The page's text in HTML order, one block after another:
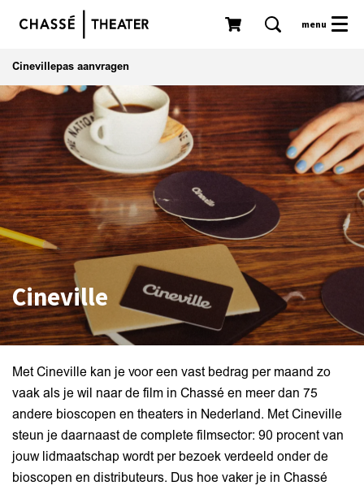
menu
Cinevillepas aanvragen
Cineville
Met Cineville kan je voor een vast bedrag per maand zo
vaak als je wil naar de film in Chassé en meer dan 75
andere bioscopen en theaters in Nederland. Met Cineville
steun je daarnaast de complete filmsector: 90 procent van
jouw lidmaatschap wordt per bezoek verdeeld onder de
bioscopen en distributeurs. Dus hoe vaker je in Chassé
Inzoomen